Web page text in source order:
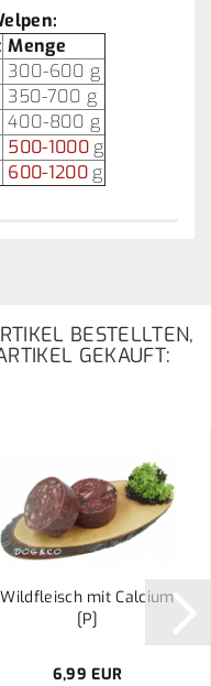
Menge
300-600 g
350-700 g
400-800 g
500-1000g
600-1200g
BESTELLTEN,
GEKAUFT:
Wildfleisch mit Calcium
[P]
6,99 EUR